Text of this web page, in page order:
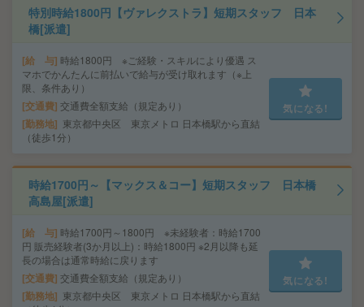
特別時給1800円【ヴァレクストラ】短期スタッフ 日本
橋[派遣]
給 与 時給1800円 ※ご経験・スキルにより優遇 ス
マホでかんたんに前払いで給与が受け取れます（※上
限、条件あり）
交通費 交通費全額支給（規定あり）
勤務地
東京都中央区 東京メトロ 日本橋駅から直結
（徒歩1分）
気になる!
時給1700円～【マックス＆コー】短期スタッフ 日本橋
高島屋[派遣]
給 与 時給1700円～1800円 ※未経験者：時給1700
円 販売経験者(3か月以上)：時給1800円 ※2月以降も延
長の場合は通常時給に戻ります
交通費 交通費全額支給（規定あり）
勤務地
東京都中央区 東京メトロ 日本橋駅から直結
気になる!